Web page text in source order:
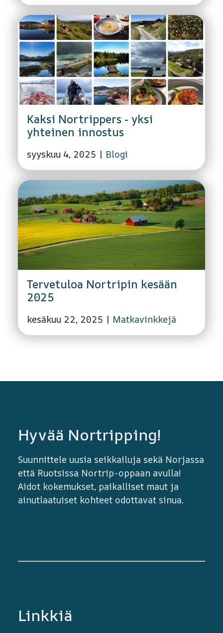
Kaksi Nortrippers - yksi
yhteinen innostus
syyskuu 4, 2025 | Blogi
Tervetuloa Nortripin kesään
2025
kesäkuu 22, 2025 | Matkavinkkejä
Hyvää Nortripping!
Suunnittele uusia seikkailuja sekä Norjassa
että Ruotsissa Nortrip-oppaan avulla!
Aidot kokemukset, paikalliset maut ja
ainutlaatuiset kohteet odottavat sinua.
Linkkiä